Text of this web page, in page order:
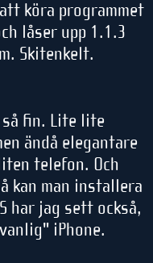
köra programmet
låser upp 1.1.3
Skitenkelt.
så fin. Lite lite
ändå elegantare
telefon. Och
kan man installera
har jag sett också,
iPhone.